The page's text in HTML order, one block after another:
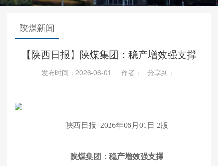
陕煤新闻
【陕西日报】陕煤集团：稳产增效强支撑
发布时间：2026-06-01 作者： 分享到：
陕西日报 2026年06月01日 2版
陕煤集团：稳产增效强支撑